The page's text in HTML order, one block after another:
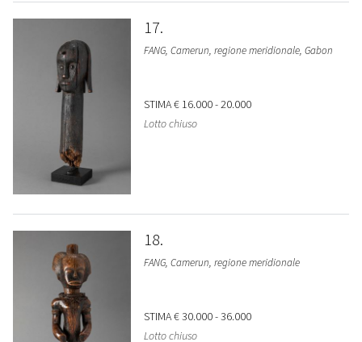
17
FANG, Camerun, regione meridionale, Gabon
STIMA€ 16.000 - 20.000
Lotto chiuso
18
FANG, Camerun, regione meridionale
STIMA€ 30.000 - 36.000
Lotto chiuso